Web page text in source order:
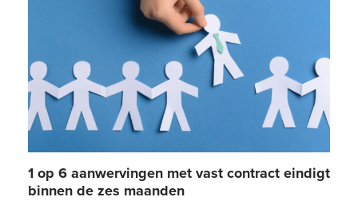
1 op 6 aanwervingen met vast contract eindigt
binnen de zes maanden